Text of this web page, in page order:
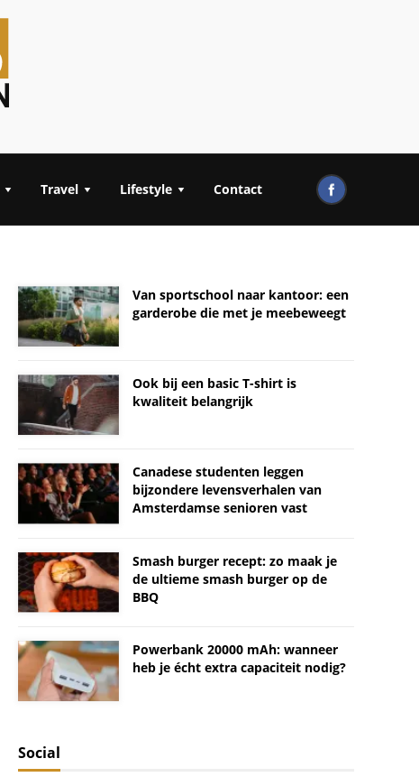
Travel Lifestyle Contact
Van sportschool naar kantoor: een
garderobe die met je meebeweegt
Ook bij een basic T-shirt is
kwaliteit belangrijk
Canadese studenten leggen
bijzondere levensverhalen van
Amsterdamse senioren vast
Smash burger recept: zo maak je
de ultieme smash burger op de
BBQ
Powerbank 20000 mAh: wanneer
heb je écht extra capaciteit nodig?
Social